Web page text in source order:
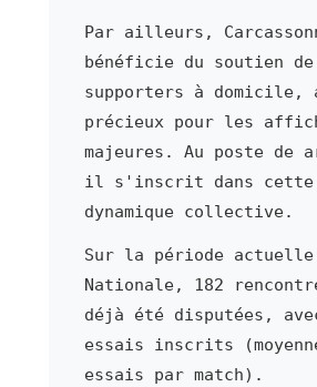
Par ailleurs,
bénéficie du soutien de
supporters à domicile,
précieux pour les
majeures. Au poste de
il s'inscrit dans cette
dynamique collective.
Sur la période actuelle
Nationale, 182
déjà été disputées,
essais inscrits
essais par match).